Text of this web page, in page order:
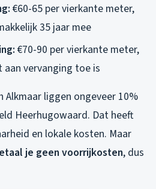
€60-65 per vierkante meter,
35 jaar mee
€70-90 per vierkante meter,
aan vervanging toe is
Alkmaar liggen ongeveer 10%
Heerhugowaard. Dat heeft
en lokale kosten. Maar
je geen voorrijkosten, dus